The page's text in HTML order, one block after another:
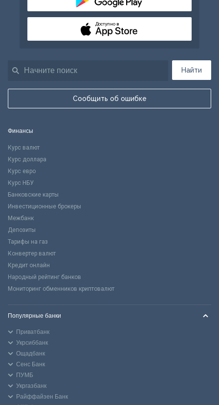
Найти
Сообщить об ошибке
Доступно в
Финансы
Курс валют
Курс доллара
Курс евро
Курс НБУ
Банковские карты
Инвестиционные брокеры
Межбанк
Депозиты
Тарифы на газ
Конвертер валют
Кредит онлайн
Народный рейтинг банков
Мониторинг обменников криптовалют
Популярные банки
Приватбанк
Укрсиббанк
Ощадбанк
Сенс Банк
ПУМБ
Укргазбанк
Райффайзен Банк